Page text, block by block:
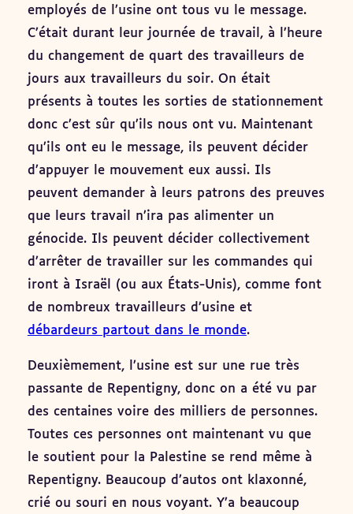
employés de l’usine ont tous vu le message.
C’était durant leur journée de travail, à l’heure
du changement de quart des travailleurs de
jours aux travailleurs du soir. On était
présents à toutes les sorties de stationnement
donc c’est sûr qu’ils nous ont vu. Maintenant
qu’ils ont eu le message, ils peuvent décider
d’appuyer le mouvement eux aussi. Ils
peuvent demander à leurs patrons des preuves
que leurs travail n’ira pas alimenter un
génocide. Ils peuvent décider collectivement
d’arrêter de travailler sur les commandes qui
iront à Israël (ou aux États-Unis), comme font
de nombreux travailleurs d’usine et
débardeurs partout dans le monde.
Deuxièmement, l’usine est sur une rue très
passante de Repentigny, donc on a été vu par
des centaines voire des milliers de personnes.
Toutes ces personnes ont maintenant vu que
le soutient pour la Palestine se rend même à
Repentigny. Beaucoup d’autos ont klaxonné,
crié ou souri en nous voyant. Y’a beaucoup